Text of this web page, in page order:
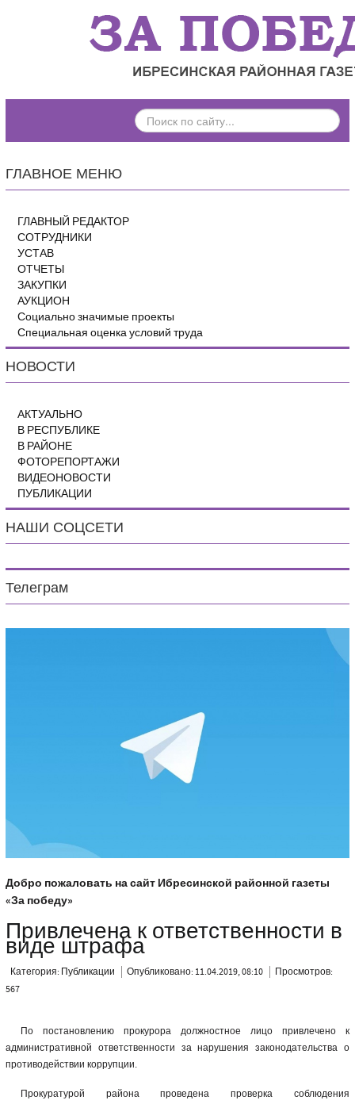
ПОИСК
ПО
ГЛАВНОЕ МЕНЮ
ГЛАВНЫЙ РЕДАКТОР
СОТРУДНИКИ
УСТАВ
ОТЧЕТЫ
ЗАКУПКИ
АУКЦИОН
Социально значимые проекты
Специальная оценка условий труда
НОВОСТИ
АКТУАЛЬНО
В РЕСПУБЛИКЕ
В РАЙОНЕ
ФОТОРЕПОРТАЖИ
ВИДЕОНОВОСТИ
ПУБЛИКАЦИИ
НАШИ СОЦСЕТИ
Телеграм
Добро пожаловать на сайт Ибресинской районной газеты
«За победу»
Привлечена к ответственности в
виде штрафа
Категория: Публикации Опубликовано: 11.04.2019, 08:10
Просмотров:
567
По постановлению прокурора должностное лицо привлечено к
административной ответственности за нарушения законодательства о
противодействии коррупции.
Прокуратурой района проведена проверка соблюдения